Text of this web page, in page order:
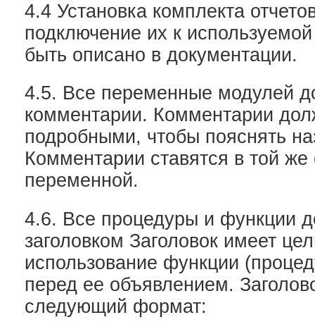
4.4 Установка комплекта
подключение их к
быть описано в документации.
4.5. Все переменные модулей
комментарии. Комментарии
подробными, чтобы пояснять
Комментарии ставятся в той же
переменной.
4.6. Все процедуры и функции
заголовком Заголовок имеет
использование функции
перед ее объявлением.
следующий формат: